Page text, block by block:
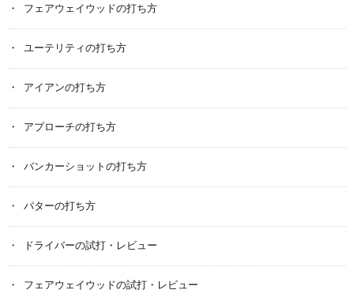
フェアウェイウッドの打ち方
ユーテリティの打ち方
アイアンの打ち方
アプローチの打ち方
バンカーショットの打ち方
パターの打ち方
ドライバーの試打・レビュー
フェアウェイウッドの試打・レビュー